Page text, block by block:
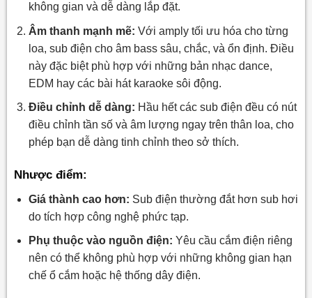
không gian và dễ dàng lắp đặt.
Âm thanh mạnh mẽ: Với amply tối ưu hóa cho từng
loa, sub điện cho âm bass sâu, chắc, và ổn định. Điều
này đặc biệt phù hợp với những bản nhạc dance,
EDM hay các bài hát karaoke sôi động.
Điều chỉnh dễ dàng: Hầu hết các sub điện đều có nút
điều chỉnh tần số và âm lượng ngay trên thân loa, cho
phép bạn dễ dàng tinh chỉnh theo sở thích.
Nhược điểm:
Giá thành cao hơn: Sub điện thường đắt hơn sub hơi
do tích hợp công nghệ phức tạp.
Phụ thuộc vào nguồn điện: Yêu cầu cắm điện riêng
nên có thể không phù hợp với những không gian hạn
chế ổ cắm hoặc hệ thống dây điện.